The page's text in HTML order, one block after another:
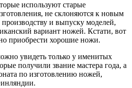
используют старые
не склоняются к новым
и выпуску моделей,
вариант ножей. Кстати, вот
приобрести хорошие ножи.
увидеть только у именитых
получили звание мастера года, а
по изготовлению ножей,